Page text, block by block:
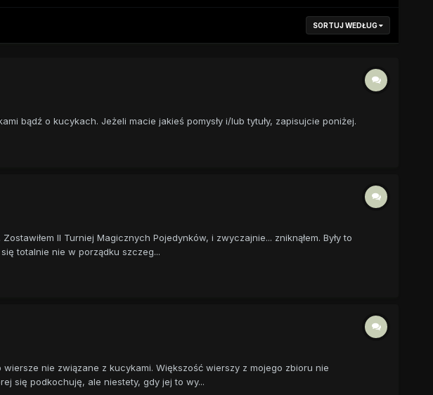
SORTUJ WEDŁUG
bądź o kucykach. Jeżeli macie jakieś pomysły i/lub tytuły, zapisujcie poniżej.
II Turniej Magicznych Pojedynków, i zwyczajnie... zniknąłem. Były to
totalnie nie w porządku szczeg...
nie związane z kucykami. Większość wierszy z mojego zbioru nie
się podkochuję, ale niestety, gdy jej to wy...